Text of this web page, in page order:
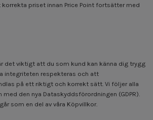
priset innan Price Point fortsätter med
det viktigt att du som kund kan känna dig trygg
integriteten respekteras och att
på ett riktigt och korrekt sätt. Vi följer alla
den nya Dataskyddsförordningen (GDPR).
som en del av våra Köpvillkor.